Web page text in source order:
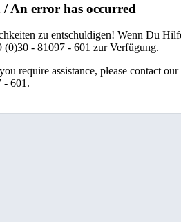
An error has occurred
zu entschuldigen! Wenn Du
(0)30 - 81097 - 601 zur Verfügung.
require assistance, please contact
- 601.